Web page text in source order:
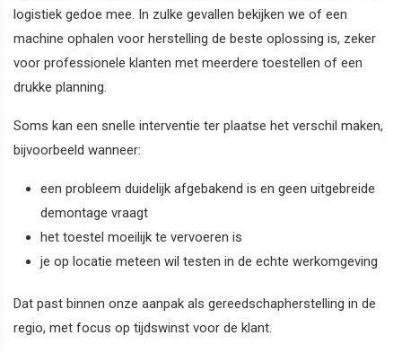
logistiek gedoe mee. In zulke gevallen bekijken we of een
machine ophalen voor herstelling de beste oplossing is, zeker
voor professionele klanten met meerdere toestellen of een
drukke planning.
Soms kan een snelle interventie ter plaatse het verschil maken,
bijvoorbeeld wanneer:
een probleem duidelijk afgebakend is en geen uitgebreide
demontage vraagt
het toestel moeilijk te vervoeren is
je op locatie meteen wil testen in de echte werkomgeving
Dat past binnen onze aanpak als gereedschapherstelling in de
regio, met focus op tijdswinst voor de klant.